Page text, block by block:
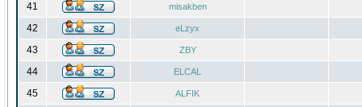
41 misakben
42 eLzyx
43 ZBY
44 ELCAL
45 ALFIK